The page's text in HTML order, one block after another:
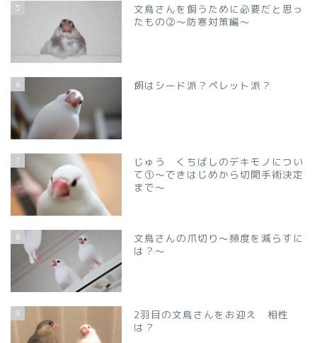
5
文鳥さんを飼うために必要だと思っ
たもの②～防寒対策編～
6 餌はシード派？ペレット派？
7
じゅう くちばしのデキモノについ
て①～できはじめから切開手術決定
まで～
8
文鳥さんの爪切り～頻度を減らすに
は？～
9
2羽目の文鳥さんをお迎え 相性
は？